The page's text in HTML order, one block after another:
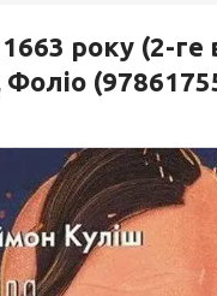
року (2-